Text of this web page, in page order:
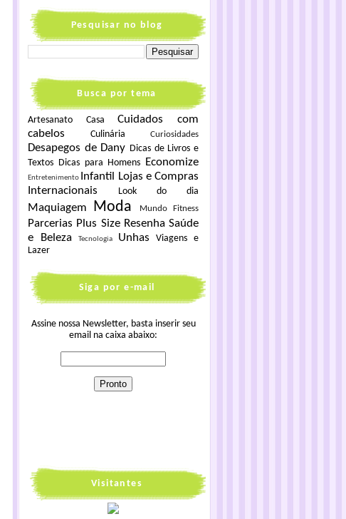
Pesquisar no blog
Busca por tema
Artesanato Casa
Cuidados com
cabelos
Culinária Curiosidades
Desapegos de Dany Dicas de Livros e
Textos Dicas para Homens Economize
Entretenimento Infantil
Lojas e Compras
Internacionais
Look do dia
Maquiagem Moda Mundo Fitness
Parcerias Plus Size Resenha Saúde
e Beleza
Tecnologia Unhas
Viagens e
Lazer
Siga por e-mail
Assine nossa Newsletter, basta inserir seu
email na caixa abaixo:
Visitantes